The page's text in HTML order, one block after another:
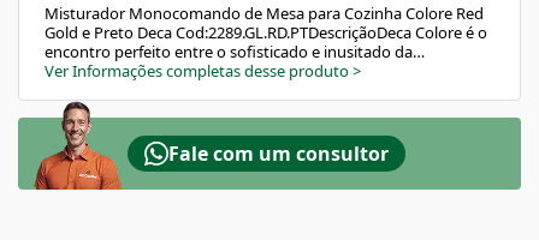
Misturador Monocomando de Mesa para Cozinha Colore Red
Gold e Preto Deca Cod:2289.GL.RD.PTDescriçãoDeca Colore é o
encontro perfeito entre o sofisticado e inusitado da
tecnologia D.coat com toda a criatividade e modernidade das
tendência, sua cozinha merece este destaque com tons que
vão além do básico. Tudo para dar vida a um só estilo: o
seu.Possibilidade de escolha de 2 tipos de jato: um
concentrado para lavar utensilios e outro delicado para lavar
frutas e verduras.Bica móvel, permite o direcionamento do
Ver Informações completas desse produto>
Fale com um consultor